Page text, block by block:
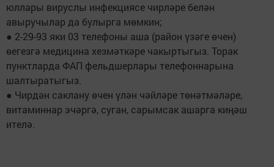
юллары вируслы инфекциясе чирләре белән
авыручылар да булырга мөмкин;
● 2-29-93 яки 03 телефоны аша (район үзәге өчен)
өегезгә медицина хезмәткәре чакыртыгыз. Торак
пунктларда ФАП фельдшерлары телефоннарына
шалтыратыгыз.
● Чирдән саклану өчен үлән чәйләре төнәтмәләре,
витаминнар эчәргә, суган, сарымсак ашарга киңәш
ителә.